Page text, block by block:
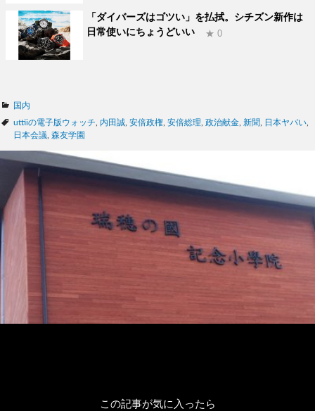
「ダイバーズはゴツい」を払拭。シチズン新作は
日常使いにちょうどいい
★ 0
カ
テ
ゴ
国内
タ
グ
uttiiの電子版ウォッチ 内田誠 安倍政権 安倍総理 政治献金 新聞 日本ヤバい
日本会議 森友学園
この記事が気に入ったら